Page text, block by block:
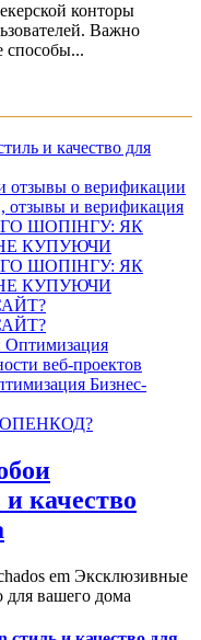
конторы
Важно
способы...
и качество для
отзывы о верификации
отзывы и верификация
ШОПІНГУ: ЯК
КУПУЮЧИ
ШОПІНГУ: ЯК
КУПУЮЧИ
Оптимизация
веб-проектов
Бизнес-
качество
em Эксклюзивные
для вашего дома